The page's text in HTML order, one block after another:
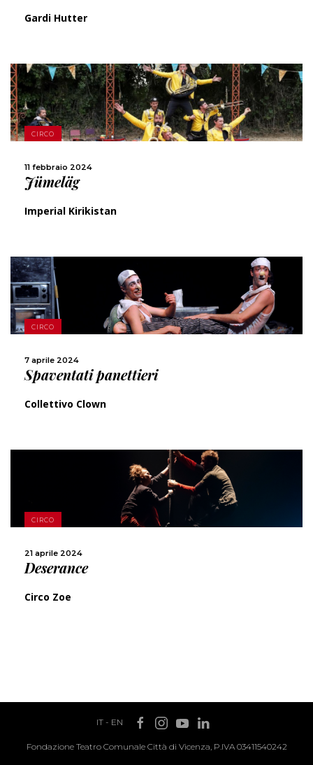
Gardi Hutter
CIRCO
11 febbraio 2024
Jümeläg
Imperial Kirikistan
SCOPRI DI PIÙ
CIRCO
7 aprile 2024
Spaventati panettieri
Collettivo Clown
SCOPRI DI PIÙ
CIRCO
21 aprile 2024
Deserance
Circo Zoe
SCOPRI DI PIÙ
IT- EN
Fondazione Teatro Comunale Città di Vicenza, P.IVA 03411540242